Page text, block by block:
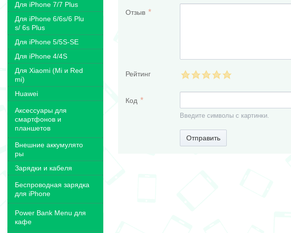
Для iPhone 7/7 Plus
Для iPhone 6/6s/6 Plu
s/ 6s Plus
Для iPhone 5/5S-SE
Для iPhone 4/4S
Для Xiaomi (Mi и Red
mi)
Huawei
Аксессуары для
смартфонов и
планшетов
Внешние аккумулято
ры
Зарядки и кабеля
Беспроводная зарядка
для iPhone
Power Bank Menu для
кафе
Отзыв
Рейтинг
Код
Введите символы с картинки.
Отправить